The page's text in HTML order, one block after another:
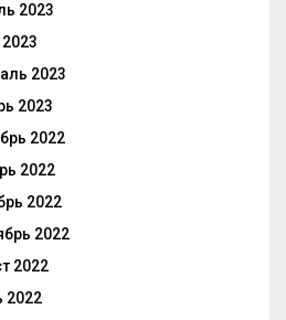
2023
2023
2023
2022
2022
2022
2022
2022
2022